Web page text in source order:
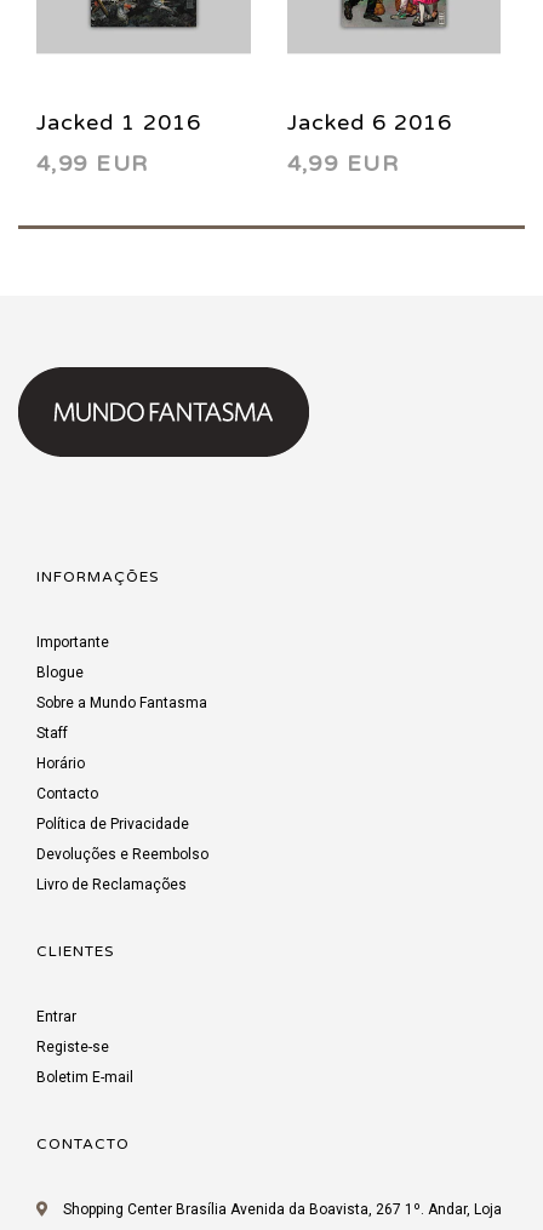
Jacked 1 2016
4,99 EUR
Jacked 6 2016
4,99 EUR
INFORMAÇÕES
Importante
Blogue
Sobre a Mundo Fantasma
Staff
Horário
Contacto
Política de Privacidade
Devoluções e Reembolso
Livro de Reclamações
CLIENTES
Entrar
Registe-se
Boletim E-mail
CONTACTO
Shopping Center Brasília Avenida da Boavista, 267 1º. Andar, Loja